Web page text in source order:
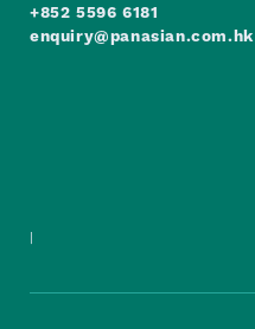
+852 5596 6181
enquiry@panasian.com.hk